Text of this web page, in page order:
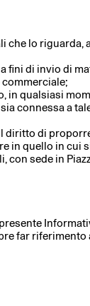
che lo
fini di invio di
in qualsiasi
connessa a
di
in quello in cui
sede in
far riferimento